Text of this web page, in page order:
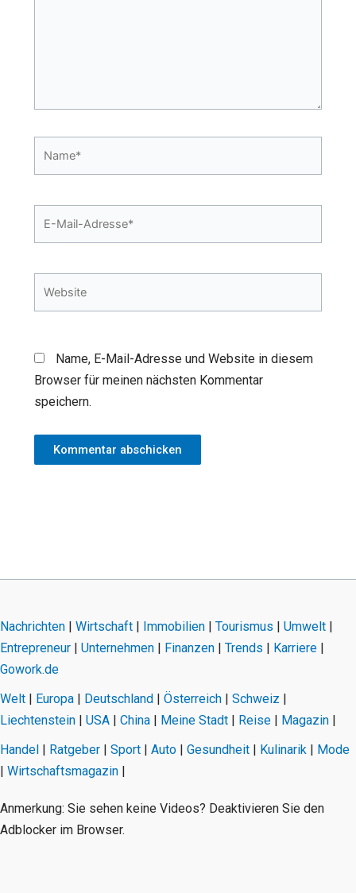
Name, E-Mail-Adresse und Website in diesem
Browser für meinen nächsten Kommentar
speichern.
Nachrichten | Wirtschaft | Immobilien | Tourismus | Umwelt |
Entrepreneur | Unternehmen | Finanzen | Trends | Karriere |
Gowork.de
Welt | Europa | Deutschland | Österreich | Schweiz |
Liechtenstein | USA | China | Meine Stadt | Reise | Magazin |
Handel | Ratgeber | Sport | Auto | Gesundheit | Kulinarik | Mode
| Wirtschaftsmagazin |
Anmerkung: Sie sehen keine Videos? Deaktivieren Sie den
Adblocker im Browser.